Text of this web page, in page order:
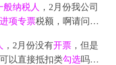
般纳税人
，2月份我公司
进项专票税额，啊请问我
，2月份没有开票，但是
可以直接抵扣类勾选吗，